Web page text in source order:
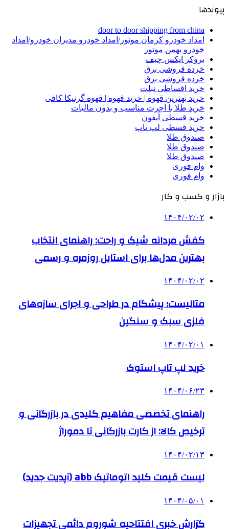
پیوندها
door to door shipping from china
امداد خودرو کرمان موتور/امداد خودرو مدیران خودرو/امداد
خودرو بهمن موتور
بروکر ایکس چیف
خرده فروشی برق
خرده فروشی برق
خرید اقساطی تبلت
خرید بهترین قهوه | خرید قهوه | قهوه گرنیکا کافی
خرید طلا با اجرت مناسب و بدون مالیات
خرید قسطی آیفون
خرید قسطی لپ تاپ
صندوق طلا
صندوق طلا
صندوق طلا
وام فوری
وام فوری
بازار و کسب و کار
۱۴۰۴/۰۲/۰۲
کفش مردانه شیک و راحت: راهنمای انتخاب
بهترین مدل‌ها برای استایل روزمره و رسمی
۱۴۰۴/۰۲/۰۲
متالیست؛ پیشگام در طراحی و اجرای سازه‌های
فلزی سبک و سنگین
۱۴۰۴/۰۲/۰۱
خرید لپ تاپ استوک
۱۴۰۴/۰۶/۲۳
راهنمای تخصصی مفاهیم کلیدی در بازرگانی و
ترخیص کالا: از کارت بازرگانی تا دموراژ
۱۴۰۴/۰۲/۱۳
لیست قیمت کلید اتوماتیک abb (آپدیت جدید)
۱۴۰۴/۰۵/۰۱
گزارش خبری افتتاحیه شوروم دائمی تجهیزات